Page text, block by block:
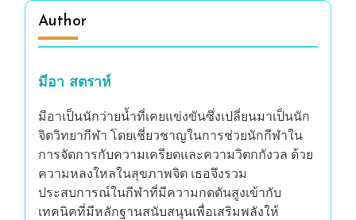
Author
มีอา สตราห์
มีอาเป็นนักว่ายน้ำที่เคยแข่งขันซึ่งเปลี่ยนมาเป็นนัก
จิตวิทยากีฬา โดยเชี่ยวชาญในการช่วยนักกีฬาใน
การจัดการกับความเครียดและความวิตกกังวล ด้วย
ความหลงใหลในสุขภาพจิต เธอจึงรวม
ประสบการณ์ในกีฬาที่มีความกดดันสูงเข้ากับ
เทคนิคที่มีหลักฐานสนับสนุนเพื่อเสริมพลังให้